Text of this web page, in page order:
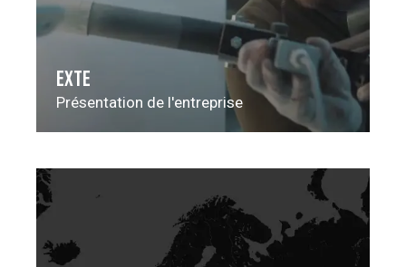
EXTE
Présentation de l'entreprise